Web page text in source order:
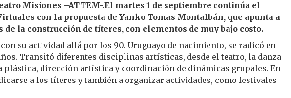
Misiones –ATTEM-.El martes 1 de septiembre continúa el
con la propuesta de Yanko Tomas Montalbán, que apunta a
de la construcción de títeres, con elementos de muy bajo costo.
su actividad allá por los 90. Uruguayo de nacimiento, se radicó en
Transitó diferentes disciplinas artísticas, desde el teatro, la danza
plástica, dirección artística y coordinación de dinámicas grupales. En
a los títeres y también a organizar actividades, como festivales